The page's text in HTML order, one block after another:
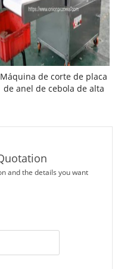
Máquina de corte de placa
de anel de cebola de alta
and the details you want